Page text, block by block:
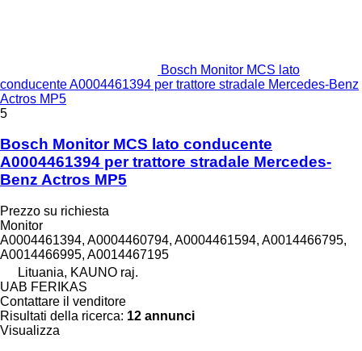
Bosch Monitor MCS lato
conducente A0004461394 per trattore stradale Mercedes-Benz
Actros MP5
5
Bosch Monitor MCS lato conducente
A0004461394 per trattore stradale Mercedes-
Benz Actros MP5
Prezzo su richiesta
Monitor
A0004461394, A0004460794, A0004461594, A0014466795,
A0014466995, A0014467195
Lituania, KAUNO raj.
UAB FERIKAS
Contattare il venditore
Risultati della ricerca: 12 annunci
Visualizza